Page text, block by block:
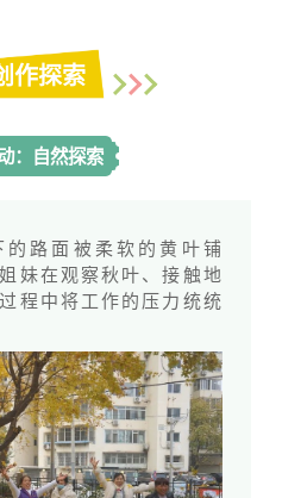
作探索
：自然探索
路面被柔软的黄叶铺
妹在观察秋叶、接触地
程中将工作的压力统统